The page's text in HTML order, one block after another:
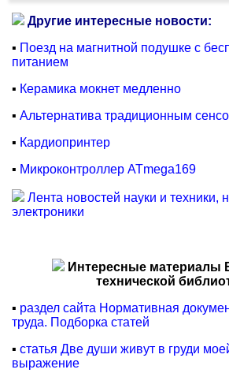
Другие интересные новости:
▪ Поезд на магнитной подушке с
питанием
▪ Керамика мокнет медленно
▪ Альтернатива традиционным
▪ Кардиопринтер
▪ Микроконтроллер ATmega169
Лента новостей науки и техники,
электроники
Интересные материалы
технической
▪ раздел сайта Нормативная
труда. Подборка статей
▪ статья Две души живут в груди
выражение